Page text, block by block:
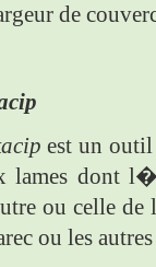
de
est un
lames dont
ou celle
ou les